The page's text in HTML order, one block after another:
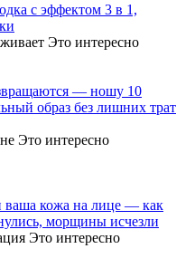
с эффектом 3 в 1,
Это интересно
— ношу 10
образ без лишних трат
Это интересно
ваша кожа на лице — как
морщины исчезли
Это интересно